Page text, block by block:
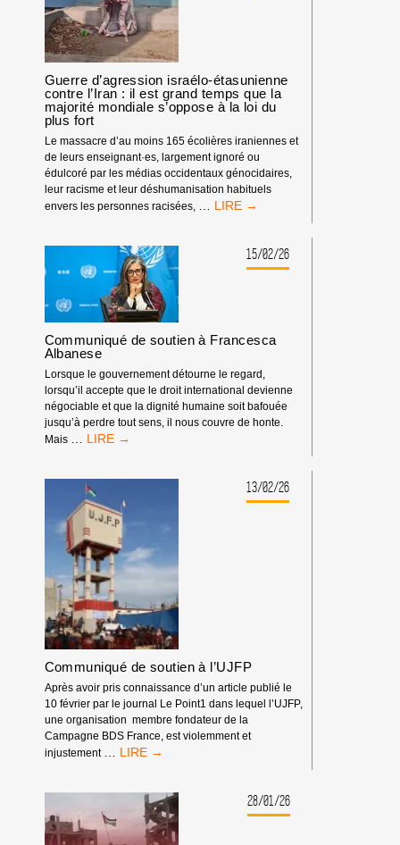
575)
:
UNE
ATTAQUE
FRONTALE
CONTRE
LA
LIBERTÉ
D’EXPRESSION
Guerre d’agression israélo-étasunienne
contre l’Iran : il est grand temps que la
majorité mondiale s’oppose à la loi du
plus fort
Le massacre d’au moins 165 écolières iraniennes et
de leurs enseignant·es, largement ignoré ou
édulcoré par les médias occidentaux génocidaires,
leur racisme et leur déshumanisation habituels
envers les personnes racisées,
GUERRE
ÉTASUNIENNE
CONTRE
EST
GRAND
QUE
LA
MAJORITÉ
MONDIALE
15/02/26
Communiqué de soutien à Francesca
Albanese
Lorsque le gouvernement détourne le regard,
lorsqu’il accepte que le droit international devienne
négociable et que la dignité humaine soit bafouée
jusqu’à perdre tout sens, il nous couvre de honte.
Mais
COMMUNIQUÉ
À
FRANCESCA
ALBANESE
13/02/26
Communiqué de soutien à l’UJFP
Après avoir pris connaissance d’un article publié le
10 février par le journal Le Point1 dans lequel l’UJFP,
une organisation membre fondateur de la
Campagne BDS France, est violemment et
injustement
COMMUNIQUÉ
L’UJFP
28/01/26